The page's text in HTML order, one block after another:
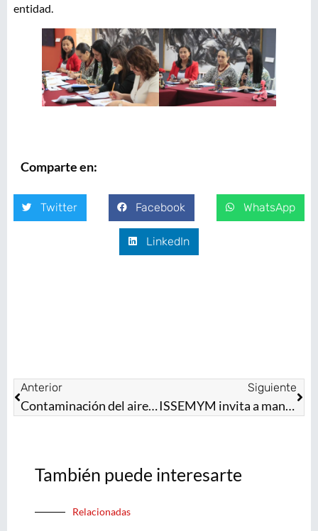
entidad.
Comparte en:
Twitter Facebook WhatsApp
LinkedIn
Anterior
Contaminación del aire causa efectos negativos en la salud: ISSEMYM
Siguiente
ISSEMYM invita a mantener vigente la credencial de derechohabiente
También puede interesarte
Relacionadas